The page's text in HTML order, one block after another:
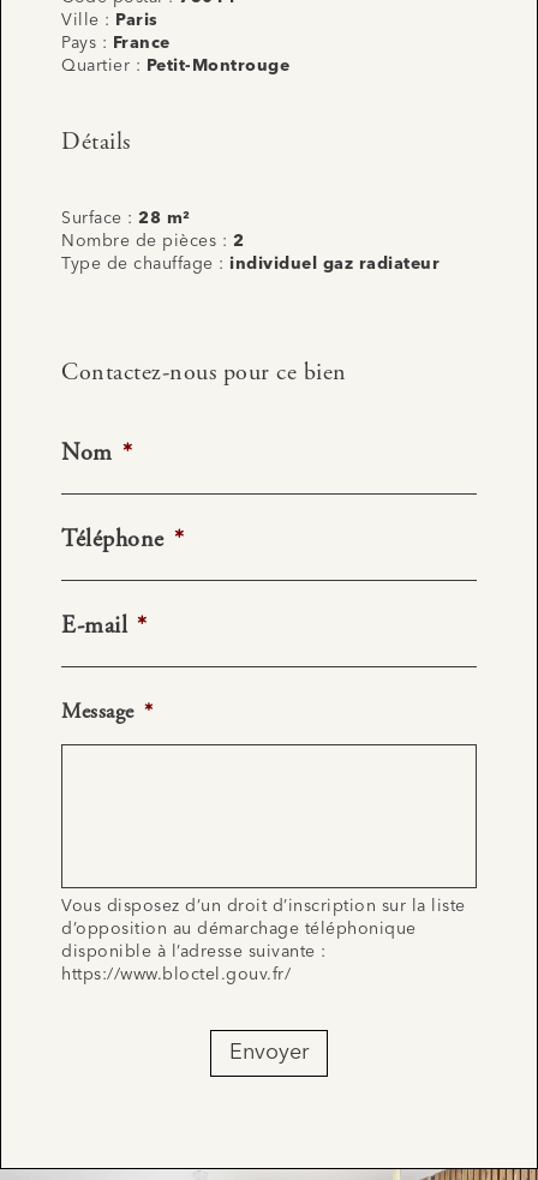
Ville :
Paris
Pays :
France
Quartier :
Petit-Montrouge
Détails
Surface : 28 m²
Nombre de pièces : 2
Type de chauffage : individuel gaz radiateur
Contactez-nous pour ce bien
Nom *
Téléphone *
E-mail *
Message *
Vous disposez d’un droit d’inscription sur la liste
d’opposition au démarchage téléphonique
disponible à l’adresse suivante :
https://www.bloctel.gouv.fr/
Envoyer